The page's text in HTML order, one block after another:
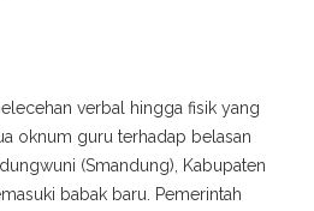
verbal hingga fisik yang
oknum guru terhadap belasan
(Smandung), Kabupaten
babak baru. Pemerintah